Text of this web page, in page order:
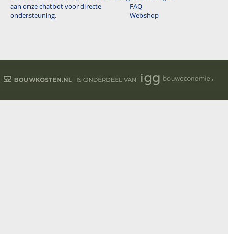
aan onze chatbot voor directe
ondersteuning.
FAQ
Webshop